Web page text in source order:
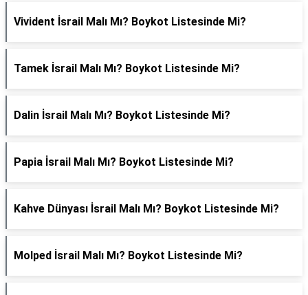
Vivident İsrail Malı Mı? Boykot Listesinde Mi?
Tamek İsrail Malı Mı? Boykot Listesinde Mi?
Dalin İsrail Malı Mı? Boykot Listesinde Mi?
Papia İsrail Malı Mı? Boykot Listesinde Mi?
Kahve Dünyası İsrail Malı Mı? Boykot Listesinde Mi?
Molped İsrail Malı Mı? Boykot Listesinde Mi?